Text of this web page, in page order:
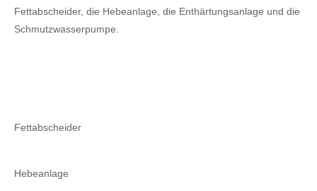
Fettabscheider, die Hebeanlage, die Enthärtungsanlage und die
Schmutzwasserpumpe.
Fettabscheider
Hebeanlage